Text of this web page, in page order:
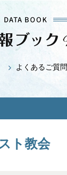
よくあるご質問
ト教会